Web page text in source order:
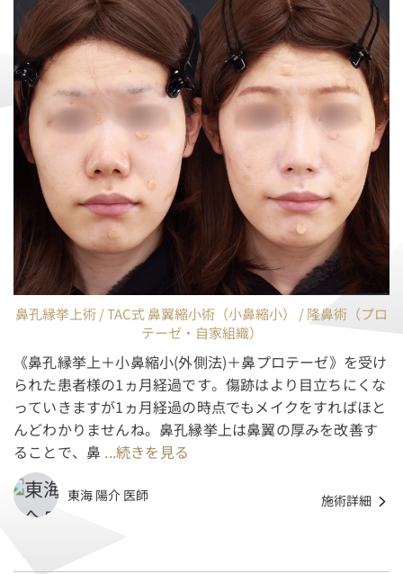
鼻孔縁挙上術 / TAC式 鼻翼縮小術（小鼻縮小） / 隆鼻術（プロ
テーゼ・自家組織）
《鼻孔縁挙上＋小鼻縮小(外側法)＋鼻プロテーゼ》を受け
られた患者様の1ヵ月経過です。傷跡はより目立ちにくな
っていきますが1ヵ月経過の時点でもメイクをすればほと
んどわかりませんね。鼻孔縁挙上は鼻翼の厚みを改善す
ることで、鼻 ...続きを見る
東海 陽介 医師 施術詳細